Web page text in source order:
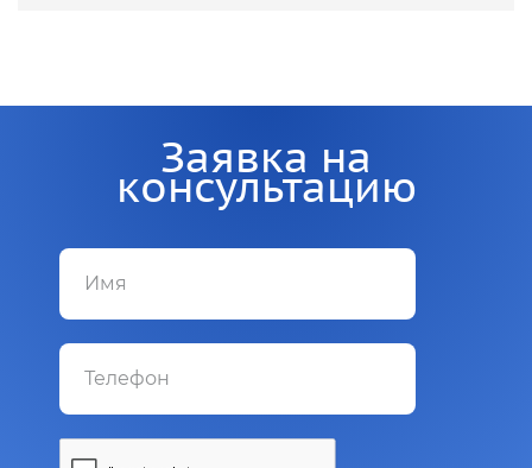
Заявка на
консультацию